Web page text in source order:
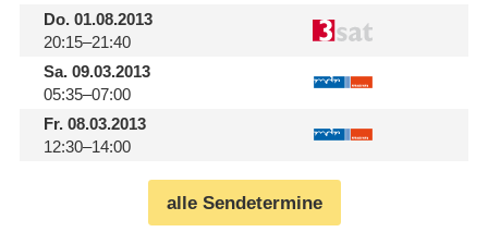
Do.01.08.2013
20:15–21:40
Sa.09.03.2013
05:35–07:00
Fr.08.03.2013
12:30–14:00
alle Sendetermine